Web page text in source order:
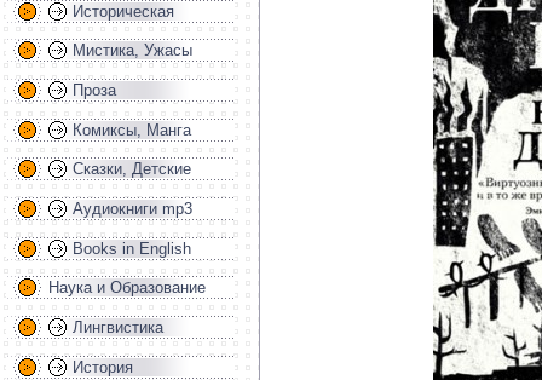
Историческая
Мистика, Ужасы
Проза
Комиксы, Манга
Сказки, Детские
Аудиокниги mp3
Books in English
Наука и Образование
Лингвистика
История